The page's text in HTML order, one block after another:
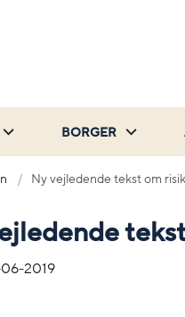
BORGER
Ny vejledende tekst om
2019